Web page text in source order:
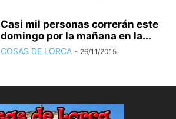
Casi mil personas correrán este
domingo por la mañana en la...
COSAS DE LORCA - 26/11/2015